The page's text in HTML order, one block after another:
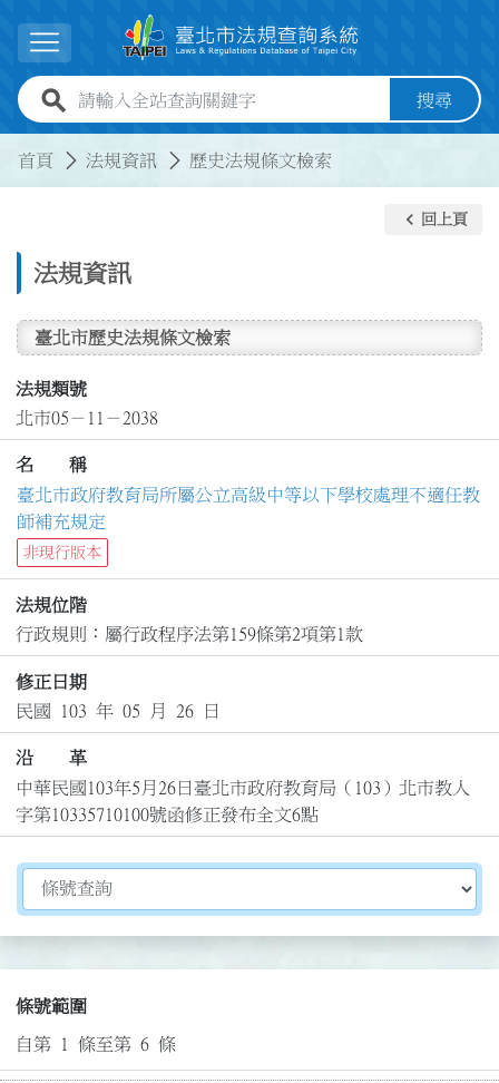
展開選單
全站查詢關鍵字欄位 搜尋
首頁 法規資訊 歷史法規條文檢索
法規資訊
keyboard_arrow_left 回上頁
臺北市歷史法規條文檢索
法規類號
北市05－11－2038
名 稱
臺北市政府教育局所屬公立高級中等以下學校處理不適任教
師補充規定
非現行版本
法規位階
行政規則：屬行政程序法第159條第2項第1款
修正日期
民國 103 年 05 月 26 日
沿 革
中華民國103年5月26日臺北市政府教育局（103）北市教人
字第10335710100號函修正發布全文6點
切換選擇法規資訊內容
條號範圍
自第 1 條至第 6 條